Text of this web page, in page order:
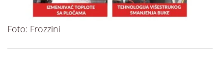
Foto: Frozzini